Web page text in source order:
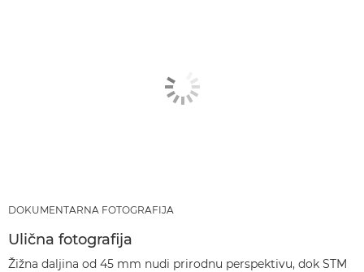
DOKUMENTARNA FOTOGRAFIJA
Ulična fotografija
Žižna daljina od 45 mm nudi prirodnu perspektivu, dok STM